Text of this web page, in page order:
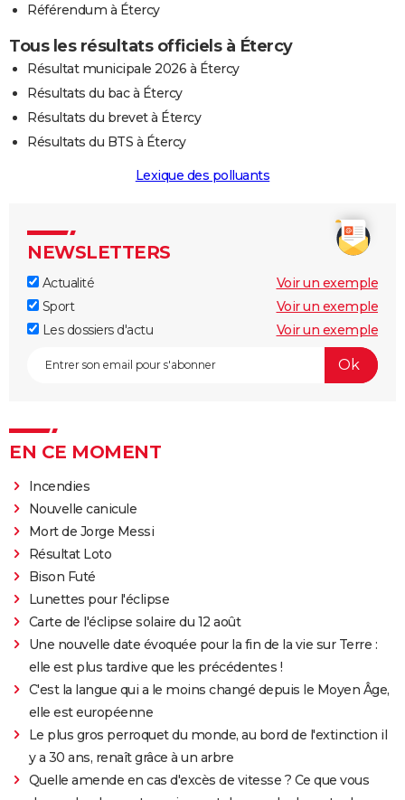
Référendum à Étercy
Tous les résultats officiels à Étercy
Résultat municipale 2026 à Étercy
Résultats du bac à Étercy
Résultats du brevet à Étercy
Résultats du BTS à Étercy
Lexique des polluants
NEWSLETTERS
Actualité
Voir un exemple
Sport
Voir un exemple
Les dossiers d'actu
Voir un exemple
EN CE MOMENT
Incendies
Nouvelle canicule
Mort de Jorge Messi
Résultat Loto
Bison Futé
Lunettes pour l'éclipse
Carte de l'éclipse solaire du 12 août
Une nouvelle date évoquée pour la fin de la vie sur Terre :
elle est plus tardive que les précédentes !
C'est la langue qui a le moins changé depuis le Moyen Âge,
elle est européenne
Le plus gros perroquet du monde, au bord de l'extinction il
y a 30 ans, renaît grâce à un arbre
Quelle amende en cas d'excès de vitesse ? Ce que vous